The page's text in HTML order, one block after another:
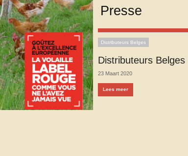
Presse
Distributeurs Belges
Distributeurs Belges
23 Maart 2020
Lees meer